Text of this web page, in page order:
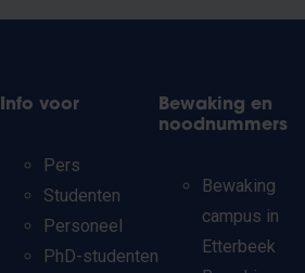
Info voor
Pers
Studenten
Personeel
PhD-studenten
Bewaking en
noodnummers
Bewaking
campus in
Etterbeek